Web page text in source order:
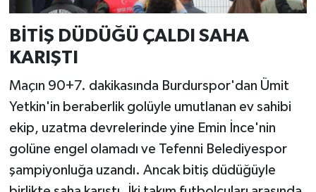
BİTİŞ DÜDÜĞÜ ÇALDI SAHA
KARIŞTI
Maçın 90+7. dakikasında Burdurspor'dan Ümit
Yetkin'in beraberlik golüyle umutlanan ev sahibi
ekip, uzatma devrelerinde yine Emin İnce'nin
golüne engel olamadı ve Tefenni Belediyespor
şampiyonluğa uzandı. Ancak bitiş düdüğüyle